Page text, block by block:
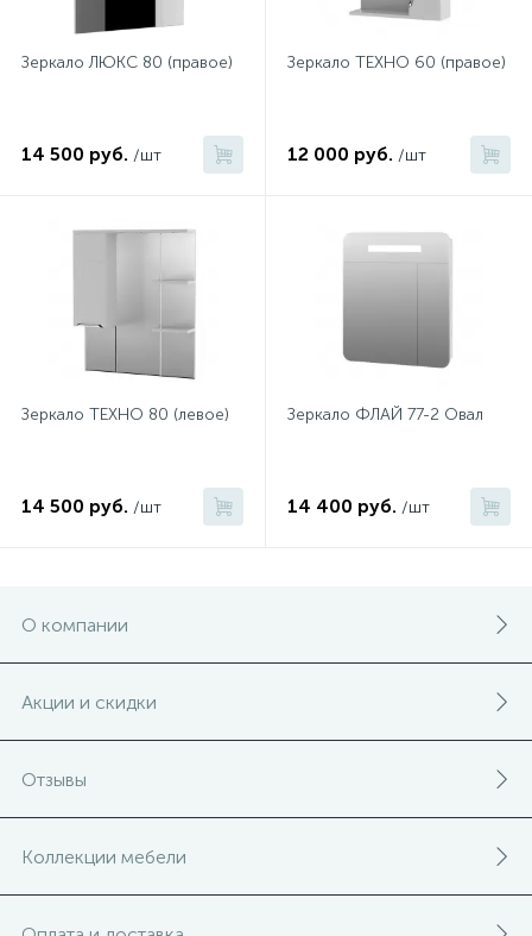
Зеркало ЛЮКС 80 (правое)
14 500 руб. /шт
Зеркало ТЕХНО 60 (правое)
12 000 руб. /шт
Зеркало ТЕХНО 80 (левое)
14 500 руб. /шт
Зеркало ФЛАЙ 77-2 Овал
14 400 руб. /шт
О компании
Акции и скидки
Отзывы
Коллекции мебели